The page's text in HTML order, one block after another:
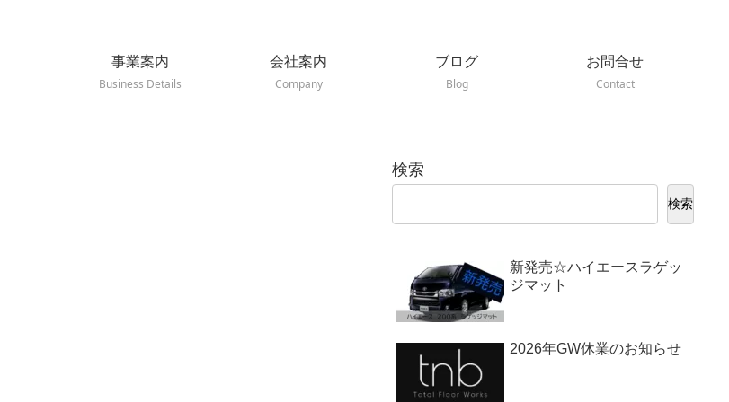
事業案内
Business Details
会社案内
Company
ブログ
Blog
お問合せ
Contact
検索
検索
新発売☆ハイエースラゲッ
ジマット
2026年GW休業のお知らせ